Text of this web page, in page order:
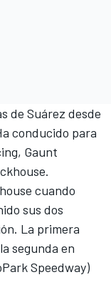
de Suárez desde
conducido para
, Gaunt
cuando
sus dos
La primera
segunda en
Speedway)